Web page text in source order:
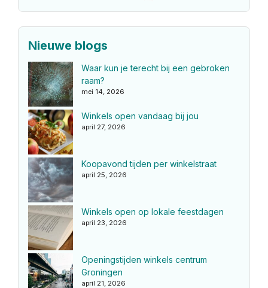
Nieuwe blogs
Waar kun je terecht bij een gebroken
raam?
mei 14, 2026
Winkels open vandaag bij jou
april 27, 2026
Koopavond tijden per winkelstraat
april 25, 2026
Winkels open op lokale feestdagen
april 23, 2026
Openingstijden winkels centrum
Groningen
april 21, 2026